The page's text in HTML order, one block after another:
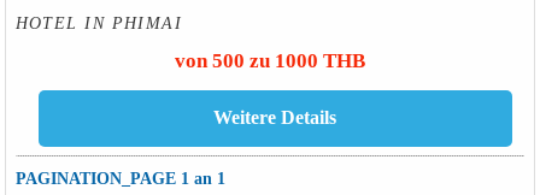
HOTEL IN PHIMAI
von 500 zu 1000 THB
PAGINATION_PAGE 1 an 1